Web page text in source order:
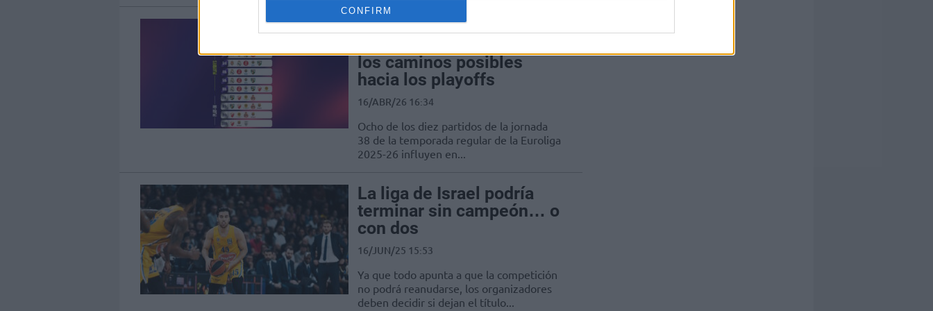
CONFIRM
Escenarios de la jornada
los caminos posibles
hacia los playoffs
16/ABR/26 16:34
Ocho de los diez partidos de la jornada
38 de la temporada regular de la Euroliga
2025-26 influyen en...
La liga de Israel podría
terminar sin campeón… o
con dos
16/JUN/25 15:53
Ya que todo apunta a que la competición
no podrá reanudarse, los organizadores
deben decidir si dejan el título...